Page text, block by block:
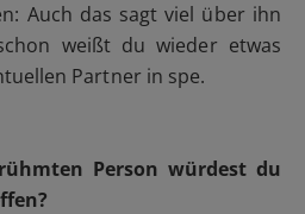
Auch das sagt viel über ihn
weißt du wieder etwas
Partner in spe.
Person würdest du